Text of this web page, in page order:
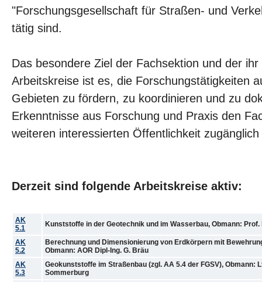
"Forschungsgesellschaft für Straßen- und
tätig sind.
Das besondere Ziel der Fachsektion und der
Arbeitskreise ist es, die Forschungstätigkeiten
Gebieten zu fördern, zu koordinieren und zu
Erkenntnisse aus Forschung und Praxis den
weiteren interessierten Öffentlichkeit
Derzeit sind folgende Arbeitskreise aktiv:
AK
5.1
Kunststoffe in der Geotechnik und im Wasserbau, Obmann: Prof.
AK
5.2
Berechnung und Dimensionierung von Erdkörpern mit
Obmann: AOR Dipl-Ing. G. Bräu
AK
5.3
Geokunststoffe im Straßenbau (zgl. AA 5.4 der FGSV), Obmann:
Sommerburg